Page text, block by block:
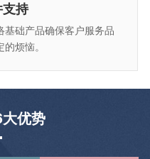
持
基础产品确保客户服务品
烦恼。
优势